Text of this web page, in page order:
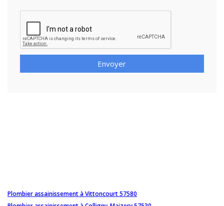
Envoyer
Plombier assainissement à Vittoncourt 57580